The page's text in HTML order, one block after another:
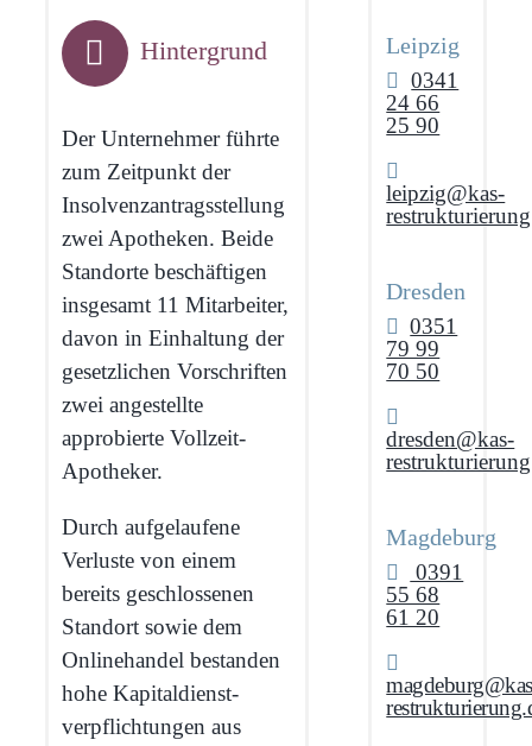
Hintergrund
Der Unternehmer führte
zum Zeitpunkt der
Insolvenz­antragsstellung
zwei Apotheken. Beide
Standorte beschäftigen
insgesamt 11 Mitarbeiter,
davon in Einhaltung der
gesetzlichen Vorschriften
zwei angestellte
approbierte Vollzeit-
Apotheker.
Durch aufgelaufene
Verluste von einem
bereits geschlossenen
Standort sowie dem
Onlinehandel bestanden
hohe Kapitaldienst­
verpflichtungen aus
Leipzig
0341
24 66
25 90
leipzig@kas-
Dresden
0351
79 99
70 50
dresden@kas-
Magdeburg
0391
55 68
61 20